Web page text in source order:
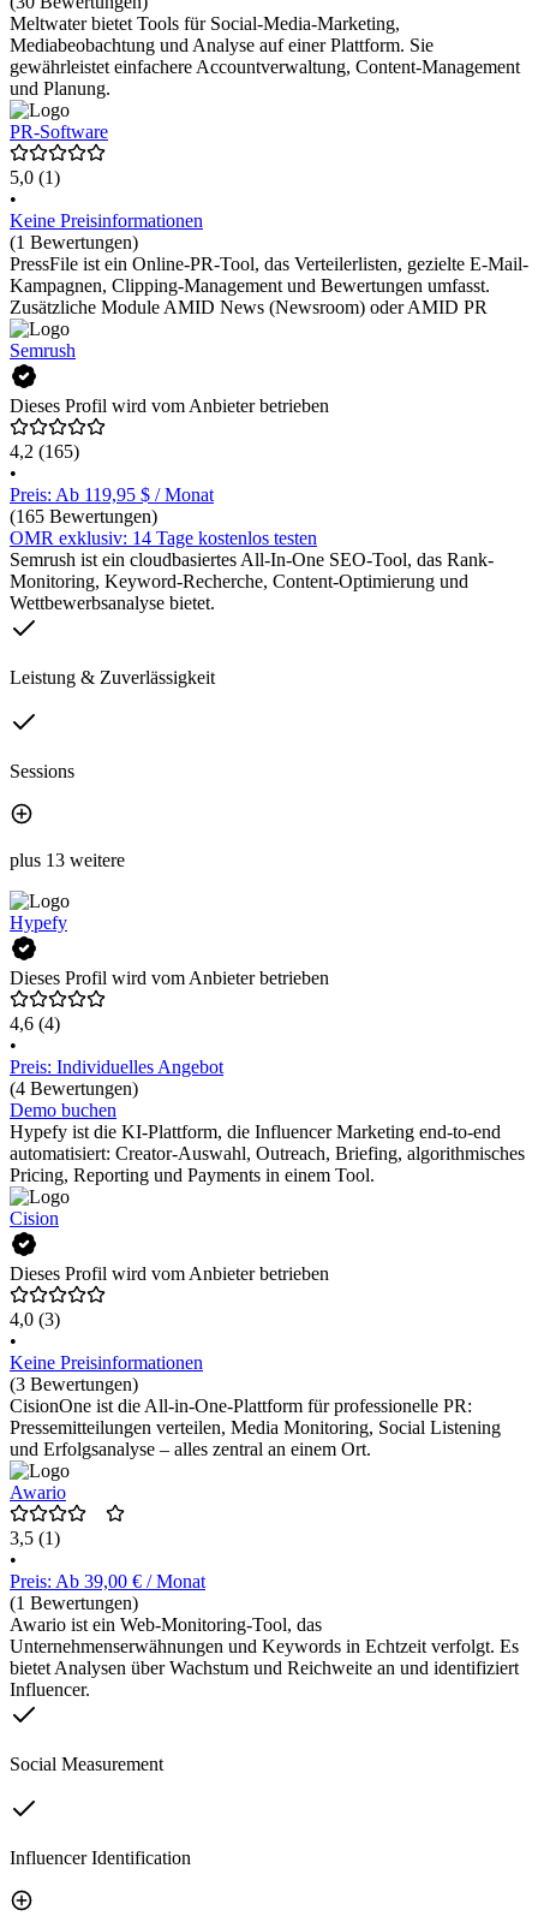
Meltwater bietet Tools für Social-Media-Marketing,
Mediabeobachtung und Analyse auf einer Plattform. Sie
gewährleistet einfachere Accountverwaltung, Content-Management
und Planung.
PR-Software
5,0 (1)
•
Keine Preisinformationen
(1 Bewertungen)
PressFile ist ein Online-PR-Tool, das Verteilerlisten, gezielte E-Mail-
Kampagnen, Clipping-Management und Bewertungen umfasst.
Zusätzliche Module AMID News (Newsroom) oder AMID PR
Semrush
Dieses Profil wird vom Anbieter betrieben
4,2 (165)
•
Preis: Ab 119,95 $ / Monat
(165 Bewertungen)
OMR exklusiv: 14 Tage kostenlos testen
Semrush ist ein cloudbasiertes All-In-One SEO-Tool, das Rank-
Monitoring, Keyword-Recherche, Content-Optimierung und
Wettbewerbsanalyse bietet.
Leistung & Zuverlässigkeit
Sessions
plus 13 weitere
Hypefy
Dieses Profil wird vom Anbieter betrieben
4,6 (4)
•
Preis: Individuelles Angebot
(4 Bewertungen)
Demo buchen
Hypefy ist die KI-Plattform, die Influencer Marketing end-to-end
automatisiert: Creator-Auswahl, Outreach, Briefing, algorithmisches
Pricing, Reporting und Payments in einem Tool.
Cision
Dieses Profil wird vom Anbieter betrieben
4,0 (3)
•
Keine Preisinformationen
(3 Bewertungen)
CisionOne ist die All-in-One-Plattform für professionelle PR:
Pressemitteilungen verteilen, Media Monitoring, Social Listening
und Erfolgsanalyse – alles zentral an einem Ort.
Awario
3,5 (1)
•
Preis: Ab 39,00 € / Monat
(1 Bewertungen)
Awario ist ein Web-Monitoring-Tool, das
Unternehmenserwähnungen und Keywords in Echtzeit verfolgt. Es
bietet Analysen über Wachstum und Reichweite an und identifiziert
Influencer.
Social Measurement
Influencer Identification